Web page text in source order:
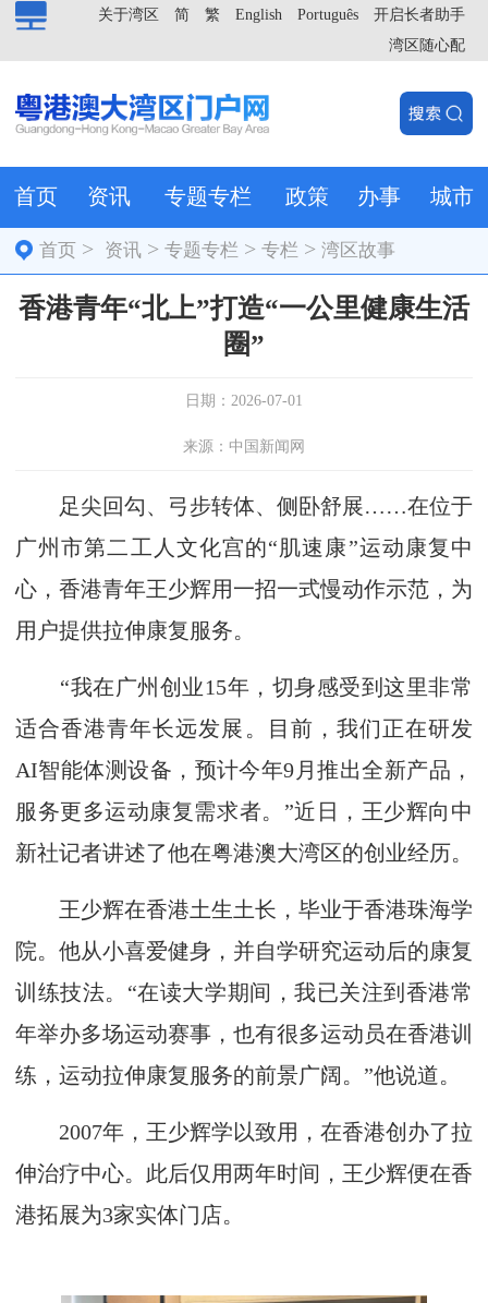
开启长者助手
Português
English
繁
简
关于湾区
湾区随心配
首页 资讯 专题专栏 政策 办事 城市
首页 > 资讯 >专题专栏 >专栏 >湾区故事
香港青年“北上”打造“一公里健康生活
圈”
日期：2026-07-01
来源：中国新闻网
足尖回勾、弓步转体、侧卧舒展……在位于
广州市第二工人文化宫的“肌速康”运动康复中
心，香港青年王少辉用一招一式慢动作示范，为
用户提供拉伸康复服务。
“我在广州创业15年，切身感受到这里非常
适合香港青年长远发展。目前，我们正在研发
AI智能体测设备，预计今年9月推出全新产品，
服务更多运动康复需求者。”近日，王少辉向中
新社记者讲述了他在粤港澳大湾区的创业经历。
王少辉在香港土生土长，毕业于香港珠海学
院。他从小喜爱健身，并自学研究运动后的康复
训练技法。“在读大学期间，我已关注到香港常
年举办多场运动赛事，也有很多运动员在香港训
练，运动拉伸康复服务的前景广阔。”他说道。
2007年，王少辉学以致用，在香港创办了拉
伸治疗中心。此后仅用两年时间，王少辉便在香
港拓展为3家实体门店。